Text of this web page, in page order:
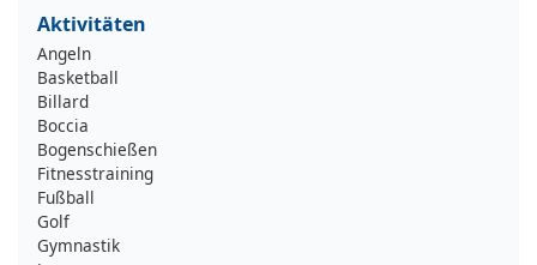
Aktivitäten
Angeln
Basketball
Billard
Boccia
Bogenschießen
Fitnesstraining
Fußball
Golf
Gymnastik